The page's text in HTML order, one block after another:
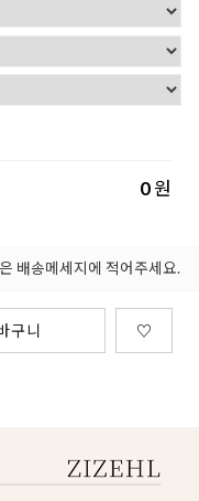
0원
배송메세지에 적어주세요.
구니 ♡